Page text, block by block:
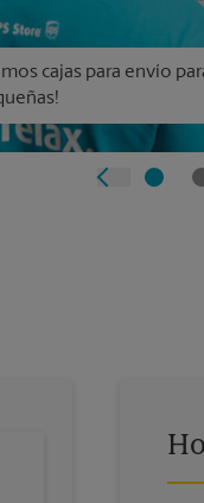
cajas para envío